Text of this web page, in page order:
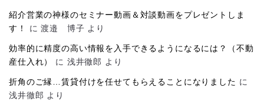
紹介営業の神様のセミナー動画＆対談動画をプレゼントしま
す！
に渡邉 博子 より
効率的に精度の高い情報を入手できるようになるには？（不動
産仕入れ）
に 浅井徹郎 より
折角のご縁…賃貸付けを任せてもらえることになりました に
浅井徹郎 より